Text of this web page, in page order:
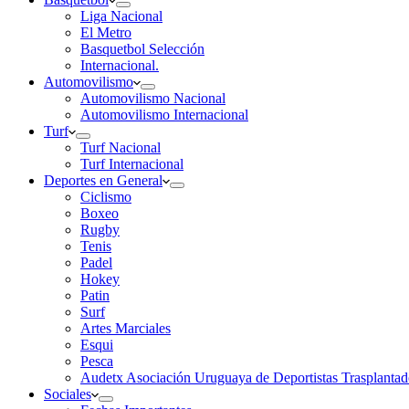
Liga Nacional
El Metro
Basquetbol Selección
Internacional.
Automovilismo
Automovilismo Nacional
Automovilismo Internacional
Turf
Turf Nacional
Turf Internacional
Deportes en General
Ciclismo
Boxeo
Rugby
Tenis
Padel
Hokey
Patin
Surf
Artes Marciales
Esqui
Pesca
Audetx Asociación Uruguaya de Deportistas
Sociales